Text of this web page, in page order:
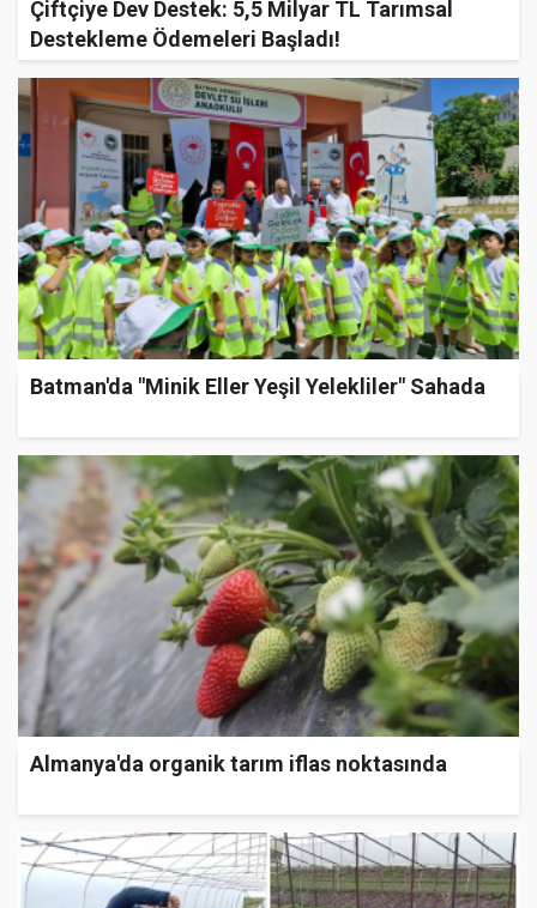
Çiftçiye Dev Destek: 5,5 Milyar TL Tarımsal
Destekleme Ödemeleri Başladı!
Batman'da "Minik Eller Yeşil Yelekliler" Sahada
Almanya'da organik tarım iflas noktasında